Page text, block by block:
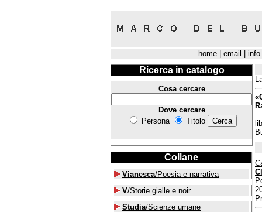
home email info
Ricerca in catalogo
Cosa cercare
Dove cercare
Persona
Titolo
Collane
Vianesca/Poesia e narrativa
V/Storie gialle e noir
Studia/Scienze umane